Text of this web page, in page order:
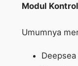
Modul
Umumnya
Deepsea